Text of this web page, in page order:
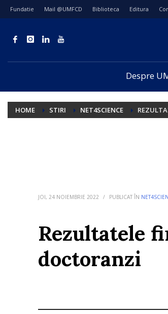
Fundatie Mail @UMFCD Biblioteca Editura
Despre
HOME STIRI NET4SCIENCE
JOI, 24 NOIEMBRIE 2022 / PUBLICAT ÎN
Rezultatele
doctoranzi